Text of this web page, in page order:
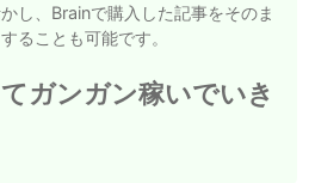
し、Brainで購入した記事をそのま
ることも可能です。
ガンガン稼いでいき